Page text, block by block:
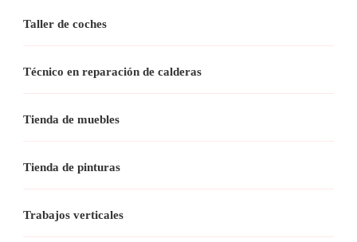
Taller de coches
Técnico en reparación de calderas
Tienda de muebles
Tienda de pinturas
Trabajos verticales